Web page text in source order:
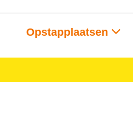
Opstapplaatsen